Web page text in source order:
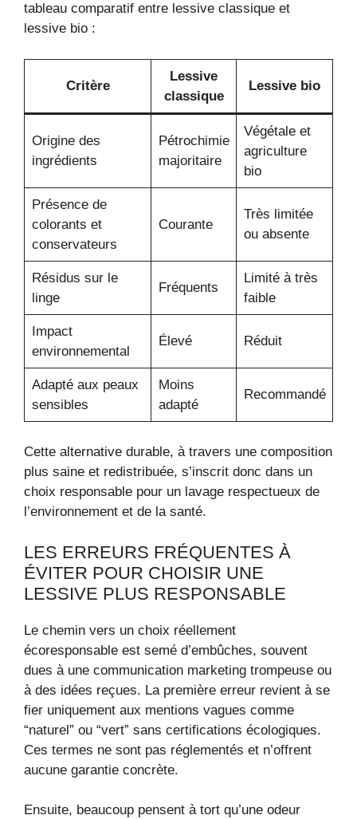
tableau comparatif entre lessive classique et
lessive bio :
Critère
Lessive
classique
Lessive bio
Origine des
ingrédients
Pétrochimie
majoritaire
Végétale et
agriculture
bio
Présence de
colorants et
conservateurs
Courante
Très limitée
ou absente
Résidus sur le
linge
Fréquents
Limité à très
faible
Impact
environnemental
Élevé Réduit
Adapté aux peaux
sensibles
Moins
adapté
Recommandé
Cette alternative durable, à travers une composition
plus saine et redistribuée, s’inscrit donc dans un
choix responsable pour un lavage respectueux de
l’environnement et de la santé.
LES ERREURS FRÉQUENTES À
ÉVITER POUR CHOISIR UNE
LESSIVE PLUS RESPONSABLE
Le chemin vers un choix réellement
écoresponsable est semé d’embûches, souvent
dues à une communication marketing trompeuse ou
à des idées reçues. La première erreur revient à se
fier uniquement aux mentions vagues comme
“naturel” ou “vert” sans certifications écologiques.
Ces termes ne sont pas réglementés et n’offrent
aucune garantie concrète.
Ensuite, beaucoup pensent à tort qu’une odeur